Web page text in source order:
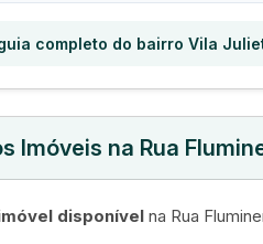
completo do bairro Vila
Imóveis na Rua
disponível na Rua